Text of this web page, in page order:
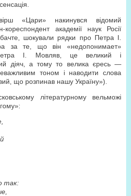
«Цари» накинувся відомий
кореспондент академії наук Росії
шокували рядки про Петра І.
за те, що він «недопонимает»
І. Мовляв, це великий і
діяч, а тому то велика єресь —
тоном і наводити слова
що розпинав нашу Україну»).
літературному вельможі
так: